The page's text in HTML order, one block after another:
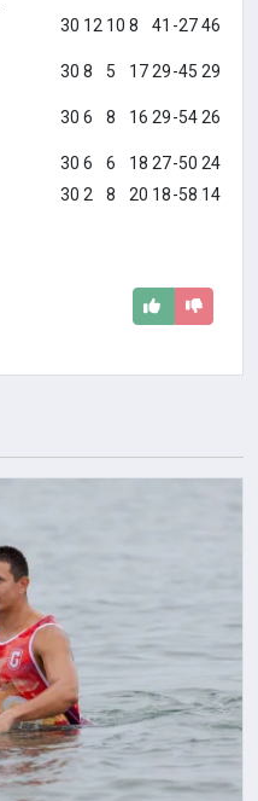
30 12 10 8 41-2746
30 8 5 1729-45 29
30 6 8 16 29-5426
30 6 6 18 27-50 24
30 2 8 20 18-58 14